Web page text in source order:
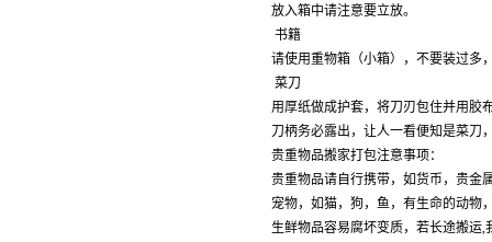
放入箱中请注意要立放。
书籍
请使用重物箱（小箱），不要装过多
菜刀
用厚纸做成护套，将刀刃包住并用胶
刀柄务必露出，让人一看便知是菜刀
贵重物品搬家打包注意事项：
贵重物品请自行携带，如货币，贵金
宠物，如猫，狗，鱼，有生命的动物
生鲜物品容易腐坏变质，若长途搬运